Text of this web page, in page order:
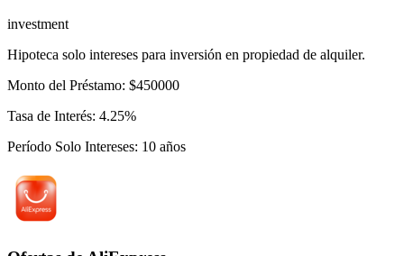
investment
Hipoteca solo intereses para inversión en propiedad de alquiler.
Monto del Préstamo: $450000
Tasa de Interés: 4.25%
Período Solo Intereses: 10 años